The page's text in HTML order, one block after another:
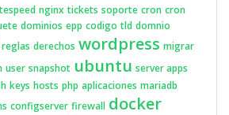
nginx tickets soporte cron cron
dominios epp codigo tld domnio
reglas derechos wordpress migrar
user snapshot ubuntu server apps
keys hosts php aplicaciones mariadb
configserver firewall docker